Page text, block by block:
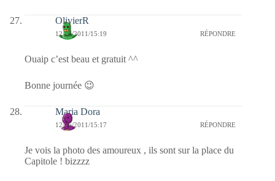
OlivierR
12/06/2011/15:19 RÉPONDRE
Ouaip c’est beau et gratuit ^^
Bonne journée 😉
Maria Dora
12/06/2011/15:17 RÉPONDRE
Je vois la photo des amoureux , ils sont sur la place du
Capitole ! bizzzz